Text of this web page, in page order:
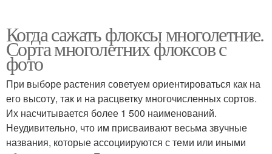
Когда сажать флоксы многолетние.
Сорта многолетних флоксов с
фото
При выборе растения советуем ориентироваться как на
его высоту, так и на расцветку многочисленных сортов.
Их насчитывается более 1 500 наименований.
Неудивительно, что им присваивают весьма звучные
названия, которые ассоциируются с теми или иными